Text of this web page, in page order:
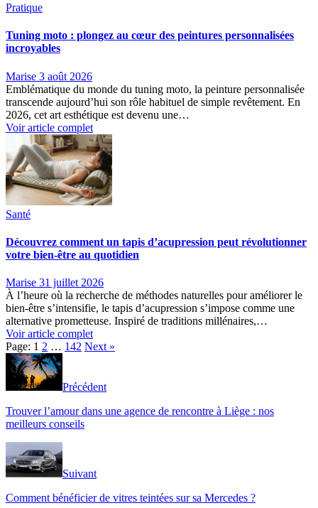
Pratique
Tuning moto : plongez au cœur des peintures personnalisées
incroyables
Marise 3 août 2026
Emblématique du monde du tuning moto, la peinture personnalisée
transcende aujourd’hui son rôle habituel de simple revêtement. En
2026, cet art esthétique est devenu une…
Voir article complet
Santé
Découvrez comment un tapis d’acupression peut révolutionner
votre bien-être au quotidien
Marise 31 juillet 2026
À l’heure où la recherche de méthodes naturelles pour améliorer le
bien-être s’intensifie, le tapis d’acupression s’impose comme une
alternative prometteuse. Inspiré de traditions millénaires,…
Voir article complet
Page: 1 2 … 142 Next »
Précédent
Trouver l’amour dans une agence de rencontre à Liège : nos
meilleurs conseils
Suivant
Comment bénéficier de vitres teintées sur sa Mercedes ?